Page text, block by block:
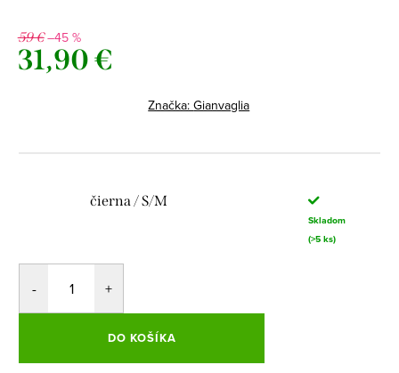
59 €–45 %
31,90 €
Značka:Gianvaglia
čierna / S/M
Skladom
(>5 ks)
DO KOŠÍKA